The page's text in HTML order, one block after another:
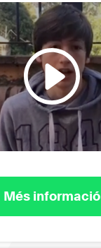
Més informació